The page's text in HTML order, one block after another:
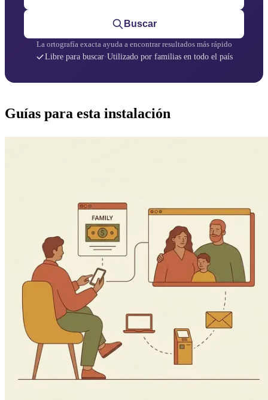
Buscar
La ortografía exacta ayuda a encontrar resultados más rápido
Libre para buscar·Utilizado por familias en todo el país
Guías para esta instalación